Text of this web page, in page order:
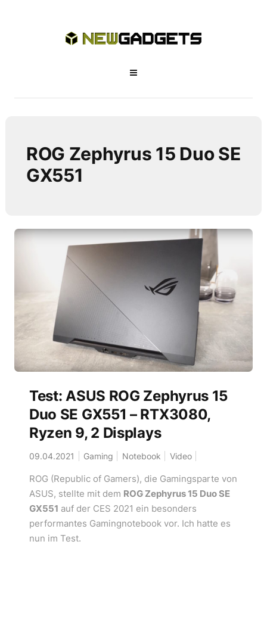
ROG Zephyrus 15 Duo SE
GX551
Test: ASUS ROG Zephyrus 15
Duo SE GX551 – RTX3080,
Ryzen 9, 2 Displays
09.04.2021 Gaming Notebook Video
ROG (Republic of Gamers), die Gamingsparte von
ASUS, stellte mit dem ROG Zephyrus 15 Duo SE
GX551 auf der CES 2021 ein besonders
performantes Gamingnotebook vor. Ich hatte es
nun im Test.